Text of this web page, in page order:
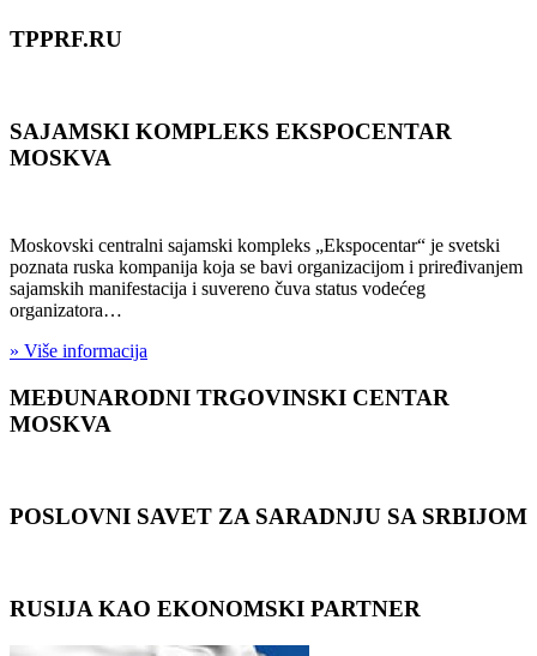
TPPRF.RU
SAJAMSKI KOMPLEKS EKSPOCENTAR
MOSKVA
Moskovski centralni sajamski kompleks „Ekspocentar“ je svetski
poznata ruska kompanija koja se bavi organizacijom i priređivanjem
sajamskih manifestacija i suvereno čuva status vodećeg
organizatora…
» Više informacija
MEĐUNARODNI TRGOVINSKI CENTAR
MOSKVA
POSLOVNI SAVET ZA SARADNJU SA SRBIJOM
RUSIJA KAO EKONOMSKI PARTNER